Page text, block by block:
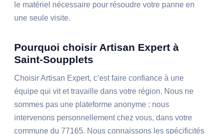
le matériel nécessaire pour résoudre votre panne en
une seule visite.
Pourquoi choisir Artisan Expert à
Saint-Soupplets
Choisir Artisan Expert, c’est faire confiance à une
équipe qui vit et travaille dans votre région. Nous ne
sommes pas une plateforme anonyme : nous
intervenons personnellement chez vous, dans votre
commune du 77165. Nous connaissons les spécificités